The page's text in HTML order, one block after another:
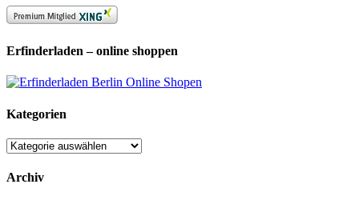
Erfinderladen – online shoppen
Kategorien
Kategorien
Archiv